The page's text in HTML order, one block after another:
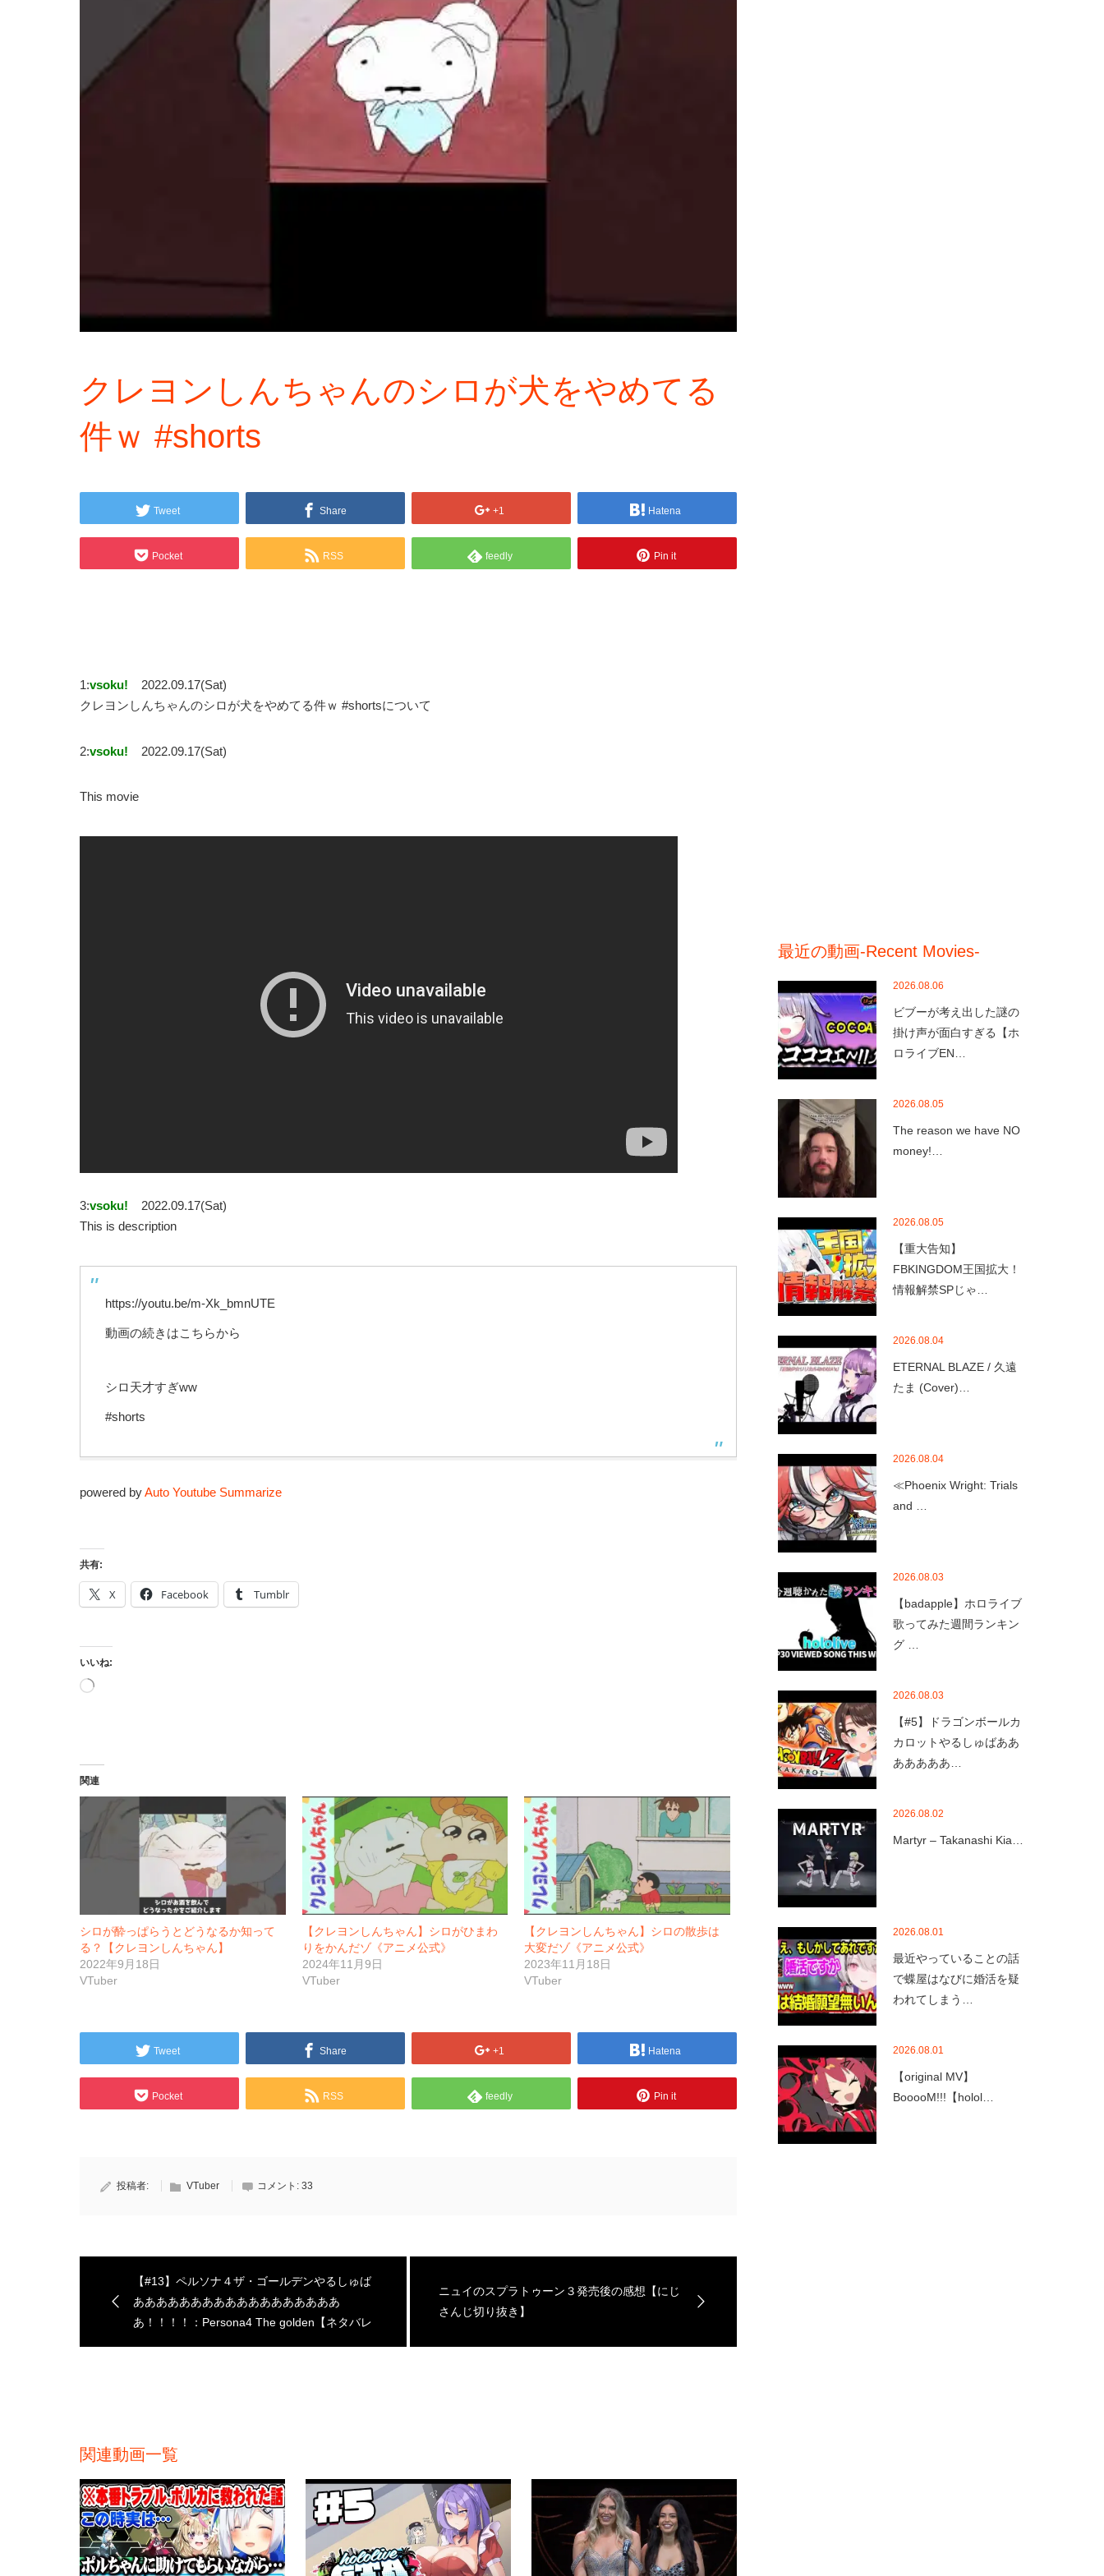
クレヨンしんちゃんのシロが犬をやめてる
件ｗ #shorts
Tweet Share +1 Hatena
Pocket RSS feedly Pin it
1:vsoku!
2022.09.17(Sat)
クレヨンしんちゃんのシロが犬をやめてる件ｗ #shortsについて
2:vsoku! 2022.09.17(Sat)
This movie
3:vsoku!
2022.09.17(Sat)
This is description
https://youtu.be/m-Xk_bmnUTE
動画の続きはこちらから
シロ天才すぎww
#shorts
powered byAuto Youtube Summarize
共有:
X Facebook Tumblr
いいね:
読
関連
シロが酔っぱらうとどうなるか知って
る？【クレヨンしんちゃん】
2022年9月18日
VTuber
【クレヨンしんちゃん】シロがひまわ
りをかんだゾ《アニメ公式》
2024年11月9日
VTuber
【クレヨンしんちゃん】シロの散歩は
大変だゾ《アニメ公式》
2023年11月18日
VTuber
Tweet Share +1 Hatena
Pocket RSS feedly Pin it
投稿者: VTuber コメント: 33
【#13】ペルソナ４ザ・ゴールデンやるしゅば
ああああああああああああああああああ
あ！！！！：Persona4 The golden【ネタバレ
ニュイのスプラトゥーン３発売後の感想【にじ
さんじ切り抜き】
関連動画一覧
最近の動画-Recent Movies-
2026.08.06
ビブーが考え出した謎の
掛け声が面白すぎる【ホ
ロライブEN…
2026.08.05
The reason we have NO
money!…
2026.08.05
【重大告知】
FBKINGDOM王国拡大！
情報解禁SPじゃ…
2026.08.04
ETERNAL BLAZE / 久遠
たま (Cover)…
2026.08.04
≪Phoenix Wright: Trials
and …
2026.08.03
【badapple】ホロライブ
歌ってみた週間ランキン
グ …
2026.08.03
【#5】ドラゴンボールカ
カロットやるしゅばああ
あああああ…
2026.08.02
Martyr – Takanashi Kia…
2026.08.01
最近やっていることの話
で蝶屋はなびに婚活を疑
われてしまう…
2026.08.01
【original MV】
BooooM!!!【holol…